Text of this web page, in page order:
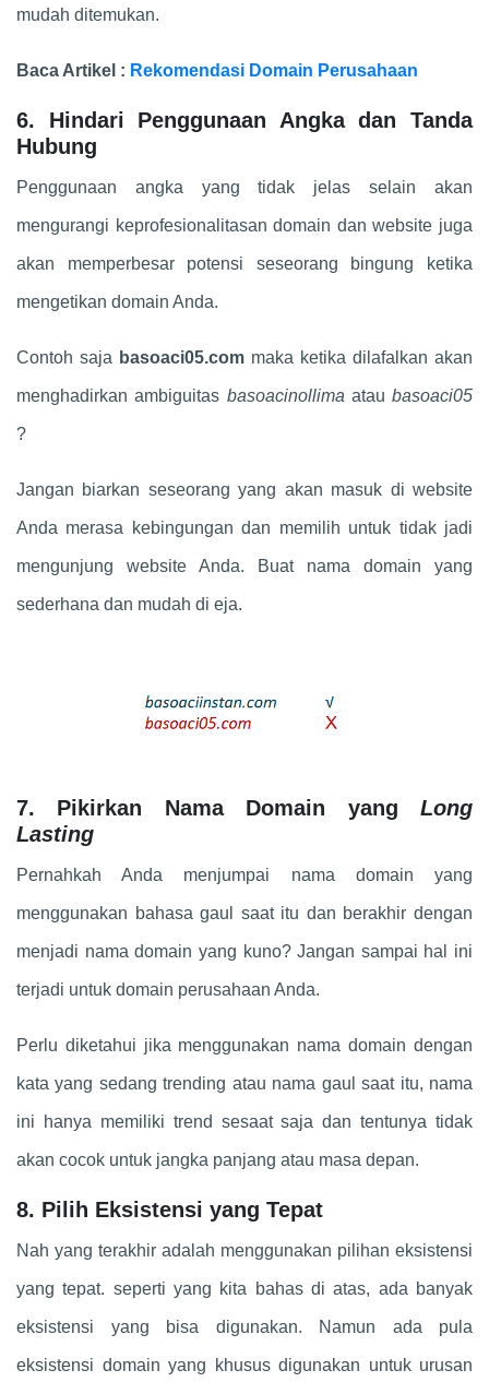
mudah ditemukan.
Baca Artikel : Rekomendasi Domain Perusahaan
6. Hindari Penggunaan Angka dan Tanda
Hubung
Penggunaan angka yang tidak jelas selain akan
mengurangi keprofesionalitasan domain dan website juga
akan memperbesar potensi seseorang bingung ketika
mengetikan domain Anda.
Contoh saja basoaci05.com maka ketika dilafalkan akan
menghadirkan ambiguitas basoacinollimaatau basoaci05
?
Jangan biarkan seseorang yang akan masuk di website
Anda merasa kebingungan dan memilih untuk tidak jadi
mengunjung website Anda. Buat nama domain yang
sederhana dan mudah di eja.
7. Pikirkan Nama Domain yang Long
Lasting
Pernahkah Anda menjumpai nama domain yang
menggunakan bahasa gaul saat itu dan berakhir dengan
menjadi nama domain yang kuno? Jangan sampai hal ini
terjadi untuk domain perusahaan Anda.
Perlu diketahui jika menggunakan nama domain dengan
kata yang sedang trending atau nama gaul saat itu, nama
ini hanya memiliki trend sesaat saja dan tentunya tidak
akan cocok untuk jangka panjang atau masa depan.
8. Pilih Eksistensi yang Tepat
Nah yang terakhir adalah menggunakan pilihan eksistensi
yang tepat. seperti yang kita bahas di atas, ada banyak
eksistensi yang bisa digunakan. Namun ada pula
eksistensi domain yang khusus digunakan untuk urusan